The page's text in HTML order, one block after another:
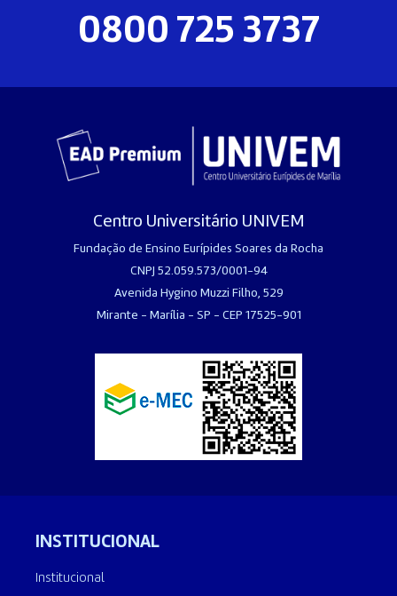
0800 725 3737
Centro Universitário UNIVEM
Fundação de Ensino Eurípides Soares da Rocha
CNPJ 52.059.573/0001-94
Avenida Hygino Muzzi Filho, 529
Mirante - Marília - SP - CEP 17525-901
INSTITUCIONAL
Institucional